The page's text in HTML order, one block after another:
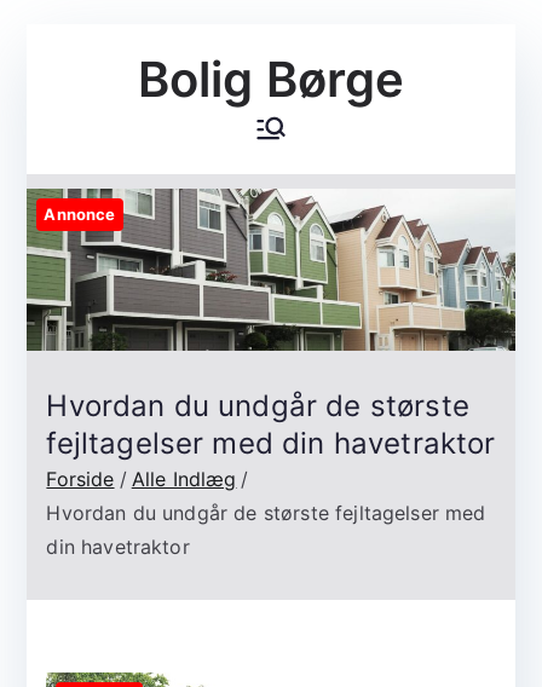
Bolig Børge
Annonce
Hvordan du undgår de største
fejltagelser med din havetraktor
Forside
Alle Indlæg
Hvordan du undgår de største fejltagelser med
din havetraktor